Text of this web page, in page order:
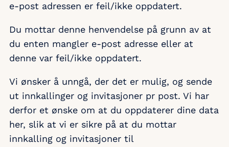
e-post adressen er feil/ikke oppdatert.​
Du mottar denne henvendelse på grunn av at
du enten mangler e-post adresse eller at
denne var feil/ikke oppdatert.​
Vi ønsker å unngå, der det er mulig, og sende
ut innkallinger og invitasjoner pr post. Vi har
derfor et ønske om at du oppdaterer dine data
her, slik at vi er sikre på at du mottar
innkalling og invitasjoner til